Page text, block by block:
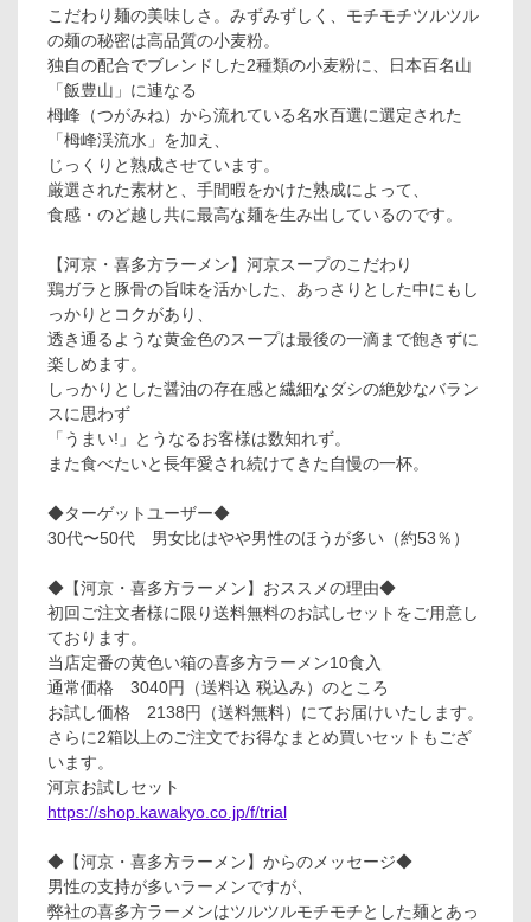
こだわり麺の美味しさ。みずみずしく、モチモチツルツル
の麺の秘密は高品質の小麦粉。
独自の配合でブレンドした2種類の小麦粉に、日本百名山
「飯豊山」に連なる
栂峰（つがみね）から流れている名水百選に選定された
「栂峰渓流水」を加え、
じっくりと熟成させています。
厳選された素材と、手間暇をかけた熟成によって、
食感・のど越し共に最高な麺を生み出しているのです。
【河京・喜多方ラーメン】河京スープのこだわり
鶏ガラと豚骨の旨味を活かした、あっさりとした中にもし
っかりとコクがあり、
透き通るような黄金色のスープは最後の一滴まで飽きずに
楽しめます。
しっかりとした醤油の存在感と繊細なダシの絶妙なバラン
スに思わず
「うまい!」とうなるお客様は数知れず。
また食べたいと長年愛され続けてきた自慢の一杯。
◆ターゲットユーザー◆
30代〜50代 男女比はやや男性のほうが多い（約53％）
◆【河京・喜多方ラーメン】おススメの理由◆
初回ご注文者様に限り送料無料のお試しセットをご用意し
ております。
当店定番の黄色い箱の喜多方ラーメン10食入
通常価格 3040円（送料込 税込み）のところ
お試し価格 2138円（送料無料）にてお届けいたします。
さらに2箱以上のご注文でお得なまとめ買いセットもござ
います。
河京お試しセット
https://shop.kawakyo.co.jp/f/trial
◆【河京・喜多方ラーメン】からのメッセージ◆
男性の支持が多いラーメンですが、
弊社の喜多方ラーメンはツルツルモチモチとした麺とあっ